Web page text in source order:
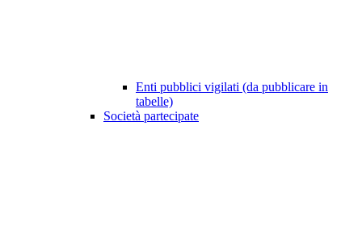
Enti pubblici vigilati (da pubblicare in
tabelle)
Società partecipate